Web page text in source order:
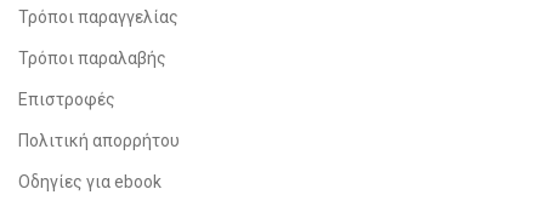
Τρόποι παραγγελίας
Τρόποι παραλαβής
Επιστροφές
Πολιτική απορρήτου
Οδηγίες για ebook